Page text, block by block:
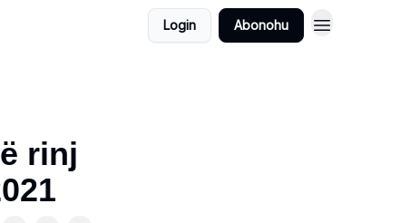
Login Abonohu
rinj